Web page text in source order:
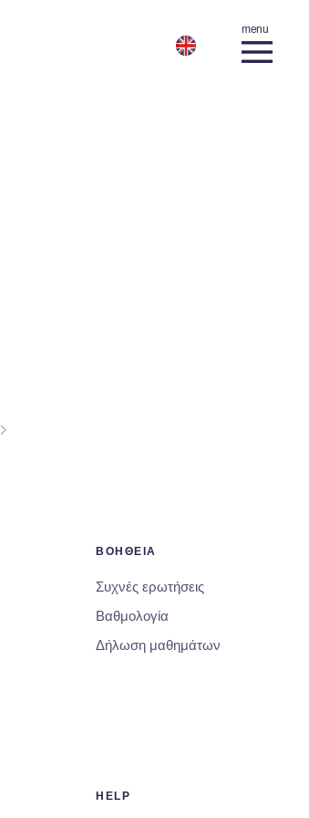
ΒΟΗΘΕΙΑ
Συχνές ερωτήσεις
Βαθμολογία
Δήλωση μαθημάτων
HELP